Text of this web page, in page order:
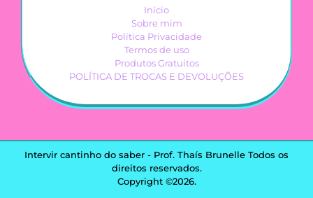
Início
Sobre mim
Política Privacidade
Termos de uso
Produtos Gratuitos
POLÍTICA DE TROCAS E DEVOLUÇÕES
Intervir cantinho do saber - Prof. Thaís Brunelle Todos os
direitos reservados.
Copyright ©2026.